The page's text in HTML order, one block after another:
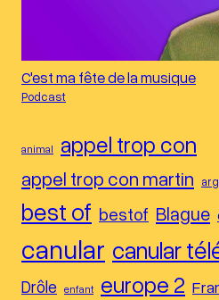
C'est ma fête de la musique
Podcast
animal appel trop con
appel trop con martin
best of bestof Blague
canular canular
Drôle enfant europe 2